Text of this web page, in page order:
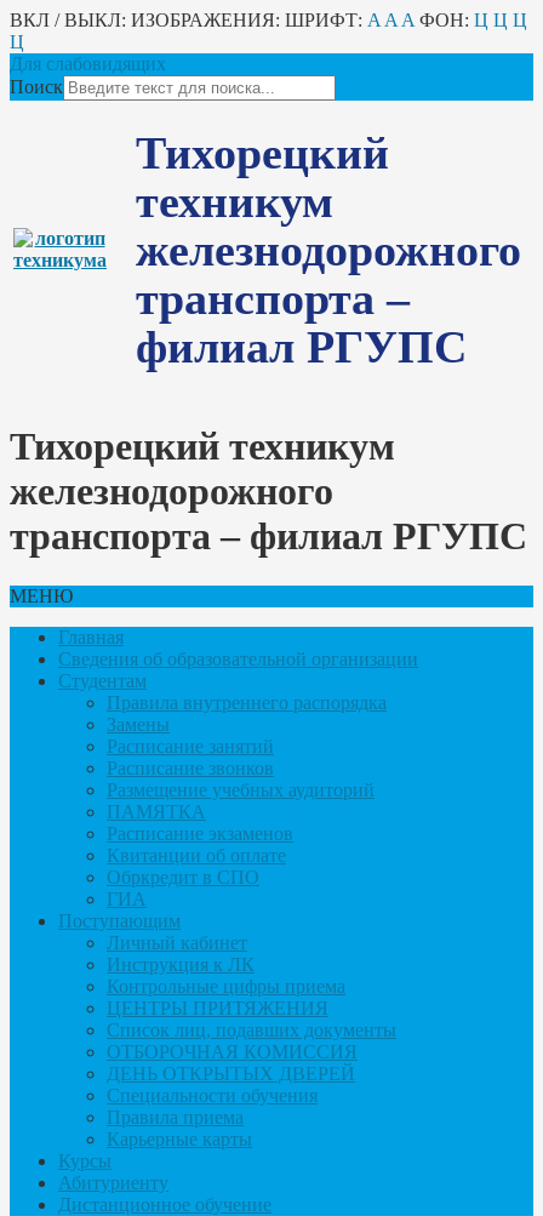
ВКЛ / ВЫКЛ: ИЗОБРАЖЕНИЯ: ШРИФТ: A A A ФОН: Ц Ц Ц
Ц
Для слабовидящих
Поиск
Тихорецкий
техникум
железнодорожного
транспорта –
филиал РГУПС
Тихорецкий техникум
железнодорожного
транспорта – филиал РГУПС
МЕНЮ
Главная
Сведения об образовательной организации
Студентам
Правила внутреннего распорядка
Замены
Расписание занятий
Расписание звонков
Размещение учебных аудиторий
ПАМЯТКА
Расписание экзаменов
Квитанции об оплате
Обркредит в СПО
ГИА
Поступающим
Личный кабинет
Инструкция к ЛК
Контрольные цифры приема
ЦЕНТРЫ ПРИТЯЖЕНИЯ
Список лиц, подавших документы
ОТБОРОЧНАЯ КОМИССИЯ
ДЕНЬ ОТКРЫТЫХ ДВЕРЕЙ
Специальности обучения
Правила приема
Карьерные карты
Курсы
Абитуриенту
Дистанционное обучение